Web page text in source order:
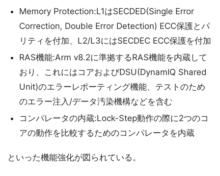
Memory Protection:L1はSECDED(Single Error
Correction, Double Error Detection) ECC保護とパ
リティを付加、L2/L3にはSECDEC ECC保護を付加
RAS機能:Arm v8.2に準拠するRAS機能を内蔵して
おり、これにはコアおよびDSU(DynamIQ Shared
Unit)のエラーレポーティング機能、テストのため
のエラー注入/データ汚染機構などを含む
コンパレータの内蔵:Lock-Step動作の際に2つのコ
アの動作を比較するためのコンパレータを内蔵
といった機能強化が図られている。